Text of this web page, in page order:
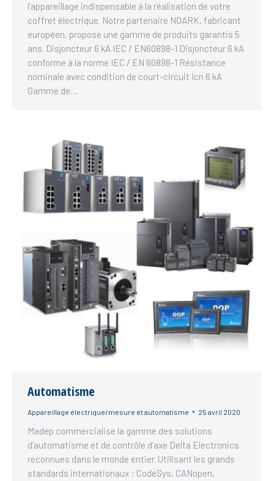
l’appareillage indispensable à la réalisation de votre
coffret électrique. Notre partenaire NOARK, fabricant
européen, propose une gamme de produits garantis 5
ans. Disjoncteur 6 kA IEC / EN60898-1 Disjoncteur 6 kA
conforme à la norme IEC / EN 60898-1 Résistance
nominale avec condition de court-circuit Icn 6 kA
Gamme de…
Automatisme
Appareillage électrique/mesure et automatisme 25 avril 2020
Madep commercialise la gamme des solutions
d’automatisme et de contrôle d’axe Delta Electronics
reconnues dans le monde entier. Utilisant les grands
standards internationaux : CodeSys, CANopen,